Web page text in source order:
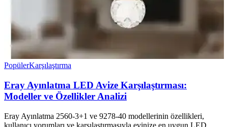
PopülerKarşılaştırma
Eray Ayınlatma LED Avize Karşılaştırması:
Modeller ve Özellikler Analizi
Eray Ayınlatma 2560-3+1 ve 9278-40 modellerinin özellikleri,
kullanıcı yorumları ve karşılaştırmasıyla evinize en uygun LED